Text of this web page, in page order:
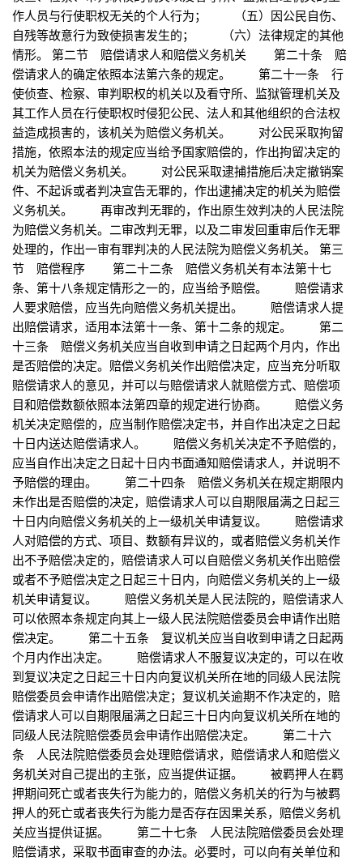
作人员与行使职权无关的个人行为； （五）因公民自伤、
自残等故意行为致使损害发生的； （六）法律规定的其他
情形。 第二节 赔偿请求人和赔偿义务机关 第二十条 赔
偿请求人的确定依照本法第六条的规定。 第二十一条 行
使侦查、检察、审判职权的机关以及看守所、监狱管理机关及
其工作人员在行使职权时侵犯公民、法人和其他组织的合法权
益造成损害的，该机关为赔偿义务机关。 对公民采取拘留
措施，依照本法的规定应当给予国家赔偿的，作出拘留决定的
机关为赔偿义务机关。 对公民采取逮捕措施后决定撤销案
件、不起诉或者判决宣告无罪的，作出逮捕决定的机关为赔偿
义务机关。 再审改判无罪的，作出原生效判决的人民法院
为赔偿义务机关。二审改判无罪，以及二审发回重审后作无罪
处理的，作出一审有罪判决的人民法院为赔偿义务机关。 第三
节 赔偿程序 第二十二条 赔偿义务机关有本法第十七
条、第十八条规定情形之一的，应当给予赔偿。 赔偿请求
人要求赔偿，应当先向赔偿义务机关提出。 赔偿请求人提
出赔偿请求，适用本法第十一条、第十二条的规定。 第二
十三条 赔偿义务机关应当自收到申请之日起两个月内，作出
是否赔偿的决定。赔偿义务机关作出赔偿决定，应当充分听取
赔偿请求人的意见，并可以与赔偿请求人就赔偿方式、赔偿项
目和赔偿数额依照本法第四章的规定进行协商。 赔偿义务
机关决定赔偿的，应当制作赔偿决定书，并自作出决定之日起
十日内送达赔偿请求人。 赔偿义务机关决定不予赔偿的，
应当自作出决定之日起十日内书面通知赔偿请求人，并说明不
予赔偿的理由。 第二十四条 赔偿义务机关在规定期限内
未作出是否赔偿的决定，赔偿请求人可以自期限届满之日起三
十日内向赔偿义务机关的上一级机关申请复议。 赔偿请求
人对赔偿的方式、项目、数额有异议的，或者赔偿义务机关作
出不予赔偿决定的，赔偿请求人可以自赔偿义务机关作出赔偿
或者不予赔偿决定之日起三十日内，向赔偿义务机关的上一级
机关申请复议。 赔偿义务机关是人民法院的，赔偿请求人
可以依照本条规定向其上一级人民法院赔偿委员会申请作出赔
偿决定。 第二十五条 复议机关应当自收到申请之日起两
个月内作出决定。 赔偿请求人不服复议决定的，可以在收
到复议决定之日起三十日内向复议机关所在地的同级人民法院
赔偿委员会申请作出赔偿决定；复议机关逾期不作决定的，赔
偿请求人可以自期限届满之日起三十日内向复议机关所在地的
同级人民法院赔偿委员会申请作出赔偿决定。 第二十六
条 人民法院赔偿委员会处理赔偿请求，赔偿请求人和赔偿义
务机关对自己提出的主张，应当提供证据。 被羁押人在羁
押期间死亡或者丧失行为能力的，赔偿义务机关的行为与被羁
押人的死亡或者丧失行为能力是否存在因果关系，赔偿义务机
关应当提供证据。 第二十七条 人民法院赔偿委员会处理
赔偿请求，采取书面审查的办法。必要时，可以向有关单位和